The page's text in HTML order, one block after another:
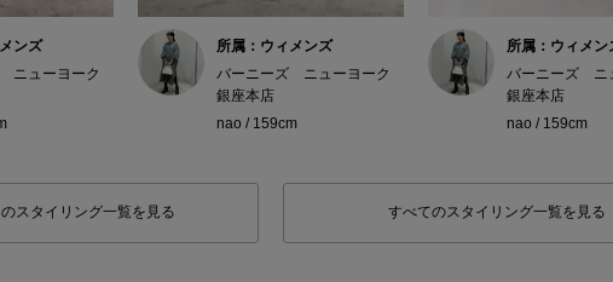
ンズ
ニューヨーク
所属：ウィメンズ
バーニーズ ニューヨーク
銀座本店
nao / 159cm
所属：ウィメン
バーニーズ ニ
銀座本店
nao / 159cm
スタイリング一覧を見る すべてのスタイリング一覧を見る